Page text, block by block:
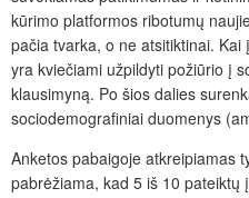
kūrimo platformos ribotumų
pačia tvarka, o ne atsitiktinai.
yra kviečiami užpildyti požiūrio į
klausimyną. Po šios dalies
sociodemografiniai duomenys
Anketos pabaigoje atkreipiamas
pabrėžiama, kad 5 iš 10